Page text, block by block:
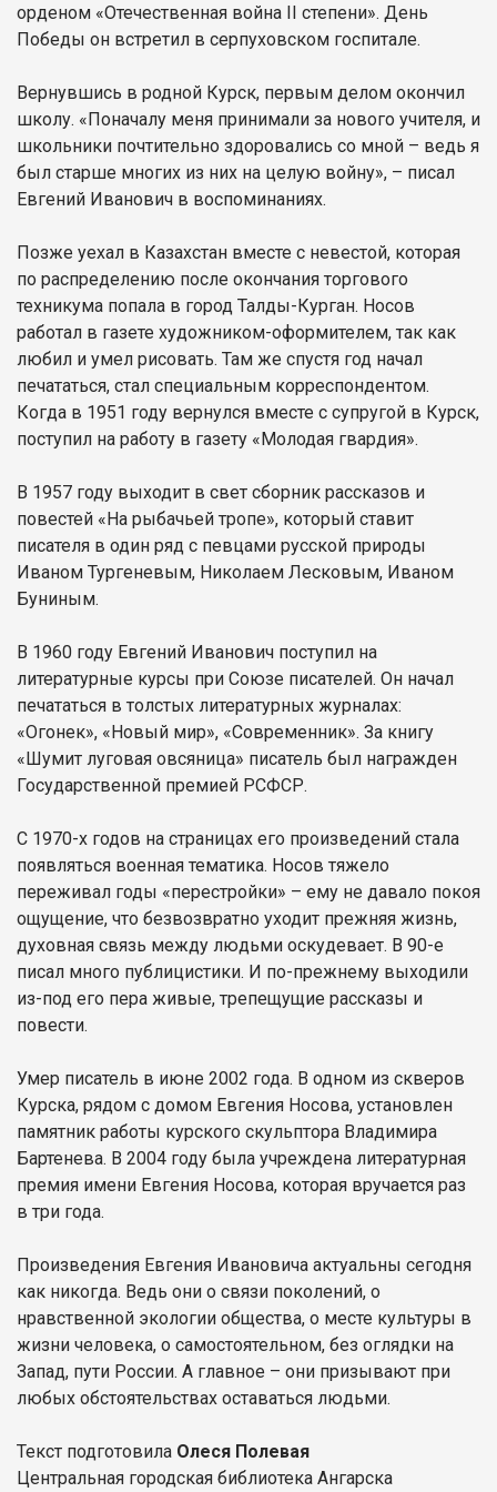
орденом «Отечественная война II степени». День
Победы он встретил в серпуховском госпитале.
Вернувшись в родной Курск, первым делом окончил
школу. «Поначалу меня принимали за нового учителя, и
школьники почтительно здоровались со мной – ведь я
был старше многих из них на целую войну», – писал
Евгений Иванович в воспоминаниях.
Позже уехал в Казахстан вместе с невестой, которая
по распределению после окончания торгового
техникума попала в город Талды-Курган. Носов
работал в газете художником-оформителем, так как
любил и умел рисовать. Там же спустя год начал
печататься, стал специальным корреспондентом.
Когда в 1951 году вернулся вместе с супругой в Курск,
поступил на работу в газету «Молодая гвардия».
В 1957 году выходит в свет сборник рассказов и
повестей «На рыбачьей тропе», который ставит
писателя в один ряд с певцами русской природы
Иваном Тургеневым, Николаем Лесковым, Иваном
Буниным.
В 1960 году Евгений Иванович поступил на
литературные курсы при Союзе писателей. Он начал
печататься в толстых литературных журналах:
«Огонек», «Новый мир», «Современник». За книгу
«Шумит луговая овсяница» писатель был награжден
Государственной премией РСФСР.
С 1970-х годов на страницах его произведений стала
появляться военная тематика. Носов тяжело
переживал годы «перестройки» – ему не давало покоя
ощущение, что безвозвратно уходит прежняя жизнь,
духовная связь между людьми оскудевает. В 90-е
писал много публицистики. И по-прежнему выходили
из-под его пера живые, трепещущие рассказы и
повести.
Умер писатель в июне 2002 года. В одном из скверов
Курска, рядом с домом Евгения Носова, установлен
памятник работы курского скульптора Владимира
Бартенева. В 2004 году была учреждена литературная
премия имени Евгения Носова, которая вручается раз
в три года.
Произведения Евгения Ивановича актуальны сегодня
как никогда. Ведь они о связи поколений, о
нравственной экологии общества, о месте культуры в
жизни человека, о самостоятельном, без оглядки на
Запад, пути России. А главное – они призывают при
любых обстоятельствах оставаться людьми.
Текст подготовила Олеся Полевая
Центральная городская библиотека Ангарска